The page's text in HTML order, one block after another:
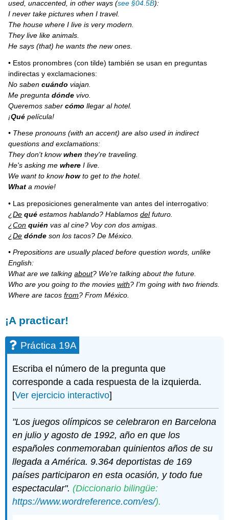
used, unaccented, in other ways (see §04.5B):
I never take pictures when I travel.
The house where I live is very modern.
They live like animals.
He says (that) he wants the new ones.
• Estos pronombres (con tilde) también se usan en preguntas
indirectas y exclamaciones:
No sabencuándo viajan.
Me preguntadónde vivo.
Queremos sabercómo llegar al hotel.
¡Qué película!
• These pronouns (with an accent) are also used in indirect
questions and exclamations:
They don't knowwhen they're traveling.
He's asking mewhere I live.
We want to knowhowto get to the hotel.
What a movie!
• Las preposiciones generalmente van antes del interrogativo:
¿De qué estamos hablando? Hablamosdelfuturo.
¿Con quién vas al cine? Voy con dos amigas.
¿De dónde son los tacos? De México.
• Prepositions are usually placed before question words, unlike
English:
What are we talkingabout? We're talking about the future.
Who are you going to the movieswith? I'm going with two friends.
Where are tacosfrom? From México.
¡A practicar!
Práctica 19A
Escriba el número de la pregunta que
corresponde a cada respuesta de la izquierda.
[Ver ejercicio interactivo]
"Los juegos olímpicos se celebraron en Barcelona
en julio y agosto de 1992, año en que los
españoles conmemoraban quinientos años de su
llegada a América. 9.364 deportistas de 169
países participaron en esta ocasión, y todo fue
espectacular".(Diccionario bilingüe:
https://www.wordreference.com/es/).